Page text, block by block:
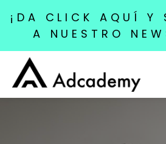
¡DA CLICK AQUÍ Y
A NUESTRO